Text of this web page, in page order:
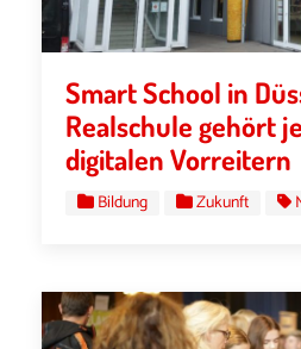
Smart School in
Realschule gehört
digitalen Vorreitern
Bildung Zukunft